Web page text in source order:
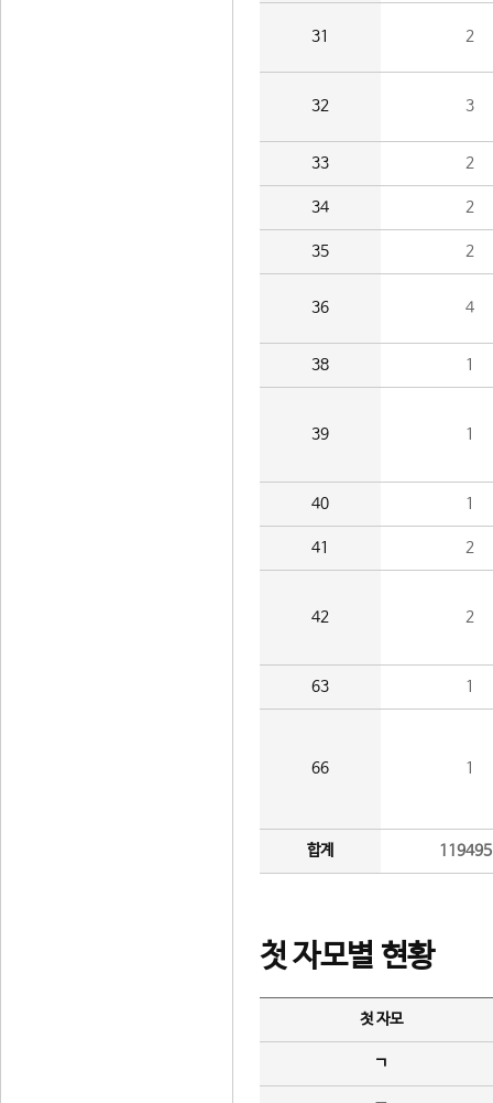
31 2
32 3
33 2
34 2
35 2
36 4
38 1
39 1
40 1
41 2
42 2
63 1
66 1
합계
첫 자모별 현황
첫 자모
ㄱ